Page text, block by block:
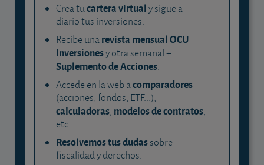
Crea tucartera virtualy sigue a
diario tus inversiones.
Recibe unarevista mensual OCU
Inversionesy otra semanal +
Suplemento de Acciones.
Accede en la web acomparadores
(acciones, fondos, ETF...),
calculadoras, modelos de contratos,
etc.
Resolvemos tus dudassobre
fiscalidad y derechos.